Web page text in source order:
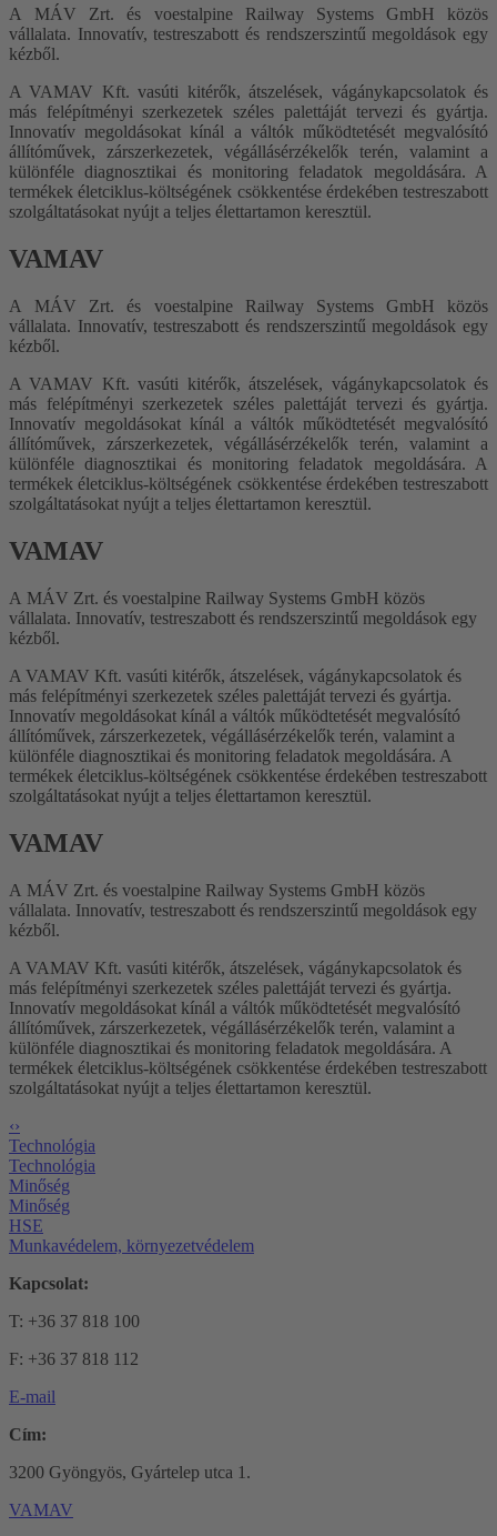
A MÁV Zrt. és voestalpine Railway Systems GmbH közös
vállalata. Innovatív, testreszabott és rendszerszintű megoldások egy
kézből.
A VAMAV Kft. vasúti kitérők, átszelések, vágánykapcsolatok és
más felépítményi szerkezetek széles palettáját tervezi és gyártja.
Innovatív megoldásokat kínál a váltók működtetését megvalósító
állítóművek, zárszerkezetek, végállásérzékelők terén, valamint a
különféle diagnosztikai és monitoring feladatok megoldására. A
termékek életciklus-költségének csökkentése érdekében testreszabott
szolgáltatásokat nyújt a teljes élettartamon keresztül.
VAMAV
A MÁV Zrt. és voestalpine Railway Systems GmbH közös
vállalata. Innovatív, testreszabott és rendszerszintű megoldások egy
kézből.
A VAMAV Kft. vasúti kitérők, átszelések, vágánykapcsolatok és
más felépítményi szerkezetek széles palettáját tervezi és gyártja.
Innovatív megoldásokat kínál a váltók működtetését megvalósító
állítóművek, zárszerkezetek, végállásérzékelők terén, valamint a
különféle diagnosztikai és monitoring feladatok megoldására. A
termékek életciklus-költségének csökkentése érdekében testreszabott
szolgáltatásokat nyújt a teljes élettartamon keresztül.
VAMAV
A MÁV Zrt. és voestalpine Railway Systems GmbH közös
vállalata. Innovatív, testreszabott és rendszerszintű megoldások egy
kézből.
A VAMAV Kft. vasúti kitérők, átszelések, vágánykapcsolatok és
más felépítményi szerkezetek széles palettáját tervezi és gyártja.
Innovatív megoldásokat kínál a váltók működtetését megvalósító
állítóművek, zárszerkezetek, végállásérzékelők terén, valamint a
különféle diagnosztikai és monitoring feladatok megoldására. A
termékek életciklus-költségének csökkentése érdekében testreszabott
szolgáltatásokat nyújt a teljes élettartamon keresztül.
VAMAV
A MÁV Zrt. és voestalpine Railway Systems GmbH közös
vállalata. Innovatív, testreszabott és rendszerszintű megoldások egy
kézből.
A VAMAV Kft. vasúti kitérők, átszelések, vágánykapcsolatok és
más felépítményi szerkezetek széles palettáját tervezi és gyártja.
Innovatív megoldásokat kínál a váltók működtetését megvalósító
állítóművek, zárszerkezetek, végállásérzékelők terén, valamint a
különféle diagnosztikai és monitoring feladatok megoldására. A
termékek életciklus-költségének csökkentése érdekében testreszabott
szolgáltatásokat nyújt a teljes élettartamon keresztül.
‹›
Technológia
Technológia
Minőség
Minőség
HSE
Munkavédelem, környezetvédelem
Kapcsolat:
T: +36 37 818 100
F: +36 37 818 112
E-mail
Cím:
3200 Gyöngyös, Gyártelep utca 1.
VAMAV